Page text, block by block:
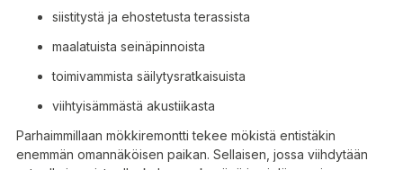
siistitystä ja ehostetusta terassista
maalatuista seinäpinnoista
toimivammista säilytysratkaisuista
viihtyisämmästä akustiikasta
Parhaimmillaan mökkiremontti tekee mökistä entistäkin
enemmän omannäköisen paikan. Sellaisen, jossa viihdytään